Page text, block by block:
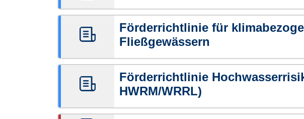
Förderrichtlinie für
Fließgewässern
Förderrichtlinie
HWRM/WRRL)